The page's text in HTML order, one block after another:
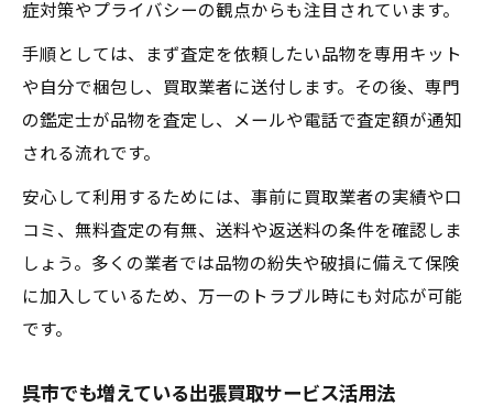
症対策やプライバシーの観点からも注目されています。
手順としては、まず査定を依頼したい品物を専用キット
や自分で梱包し、買取業者に送付します。その後、専門
の鑑定士が品物を査定し、メールや電話で査定額が通知
される流れです。
安心して利用するためには、事前に買取業者の実績や口
コミ、無料査定の有無、送料や返送料の条件を確認しま
しょう。多くの業者では品物の紛失や破損に備えて保険
に加入しているため、万一のトラブル時にも対応が可能
です。
呉市でも増えている出張買取サービス活用法